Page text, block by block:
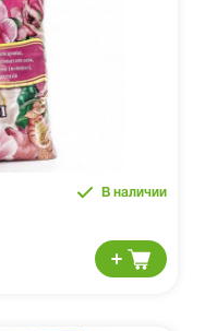
В наличии